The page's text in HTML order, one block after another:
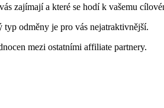
zajímají a které se hodí k vašemu
odměny je pro vás nejatraktivnější.
mezi ostatními affiliate partnery.